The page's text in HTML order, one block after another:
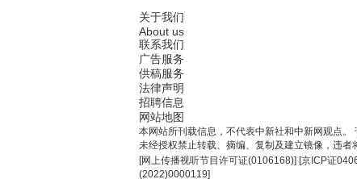
关于我们
About us
联系我们
广告服务
供稿服务
法律声明
招聘信息
网站地图
本网站所刊载信息，不代表中新社和中新网观点。
未经授权禁止转载、摘编、复制及建立镜像，违者
[网上传播视听节目许可证(0106168)] [京ICP证
(2022)0000119]